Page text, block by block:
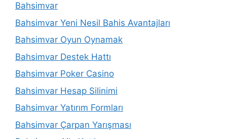
Bahsimvar
Bahsimvar Yeni Nesil Bahis Avantajları
Bahsimvar Oyun Oynamak
Bahsimvar Destek Hattı
Bahsimvar Poker Casino
Bahsimvar Hesap Silinimi
Bahsimvar Yatırım Formları
Bahsimvar Çarpan Yarışması